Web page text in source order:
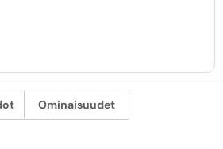
Ominaisuudet